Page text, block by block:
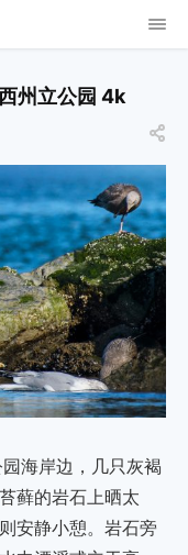
州立公园 4k
海岸边，几只灰褐
藓的岩石上晒太
安静小憩。岩石旁